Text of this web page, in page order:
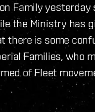
Family
the Ministry has
there is some
Families, who
of Fleet